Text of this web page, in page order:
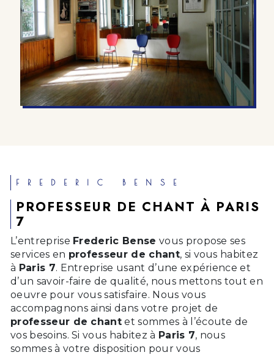
FREDERIC BENSE
PROFESSEUR DE CHANT À PARIS
7
L’entreprise Frederic Bense vous propose ses
services en professeur de chant, si vous habitez
à Paris 7. Entreprise usant d’une expérience et
d’un savoir-faire de qualité, nous mettons tout en
oeuvre pour vous satisfaire. Nous vous
accompagnons ainsi dans votre projet de
professeur de chant et sommes à l’écoute de
vos besoins. Si vous habitez à Paris 7, nous
sommes à votre disposition pour vous